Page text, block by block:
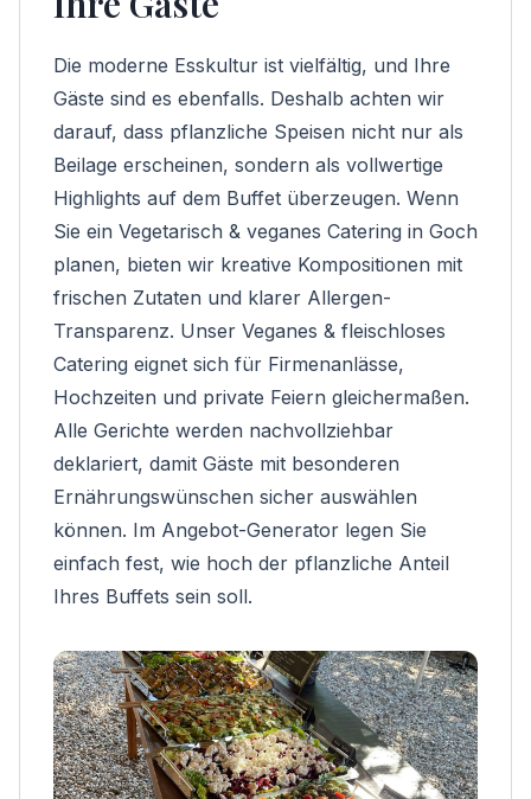
Die moderne Esskultur ist vielfältig, und Ihre
Gäste sind es ebenfalls. Deshalb achten wir
darauf, dass pflanzliche Speisen nicht nur als
Beilage erscheinen, sondern als vollwertige
Highlights auf dem Buffet überzeugen. Wenn
Sie ein Vegetarisch & veganes Catering in Goch
planen, bieten wir kreative Kompositionen mit
frischen Zutaten und klarer Allergen-
Transparenz. Unser Veganes & fleischloses
Catering eignet sich für Firmenanlässe,
Hochzeiten und private Feiern gleichermaßen.
Alle Gerichte werden nachvollziehbar
deklariert, damit Gäste mit besonderen
Ernährungswünschen sicher auswählen
können. Im Angebot-Generator legen Sie
einfach fest, wie hoch der pflanzliche Anteil
Ihres Buffets sein soll.